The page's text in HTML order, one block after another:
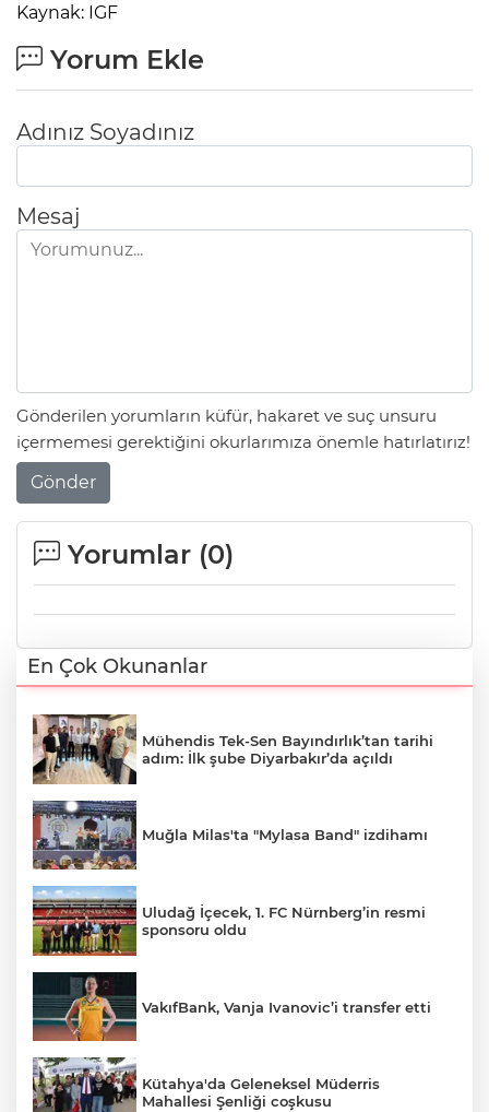
Kaynak: IGF
Yorum Ekle
Adınız Soyadınız
Mesaj
Gönderilen yorumların küfür, hakaret ve suç unsuru
içermemesi gerektiğini okurlarımıza önemle hatırlatırız!
Gönder
Yorumlar (0)
En Çok Okunanlar
Mühendis Tek-Sen Bayındırlık’tan tarihi
adım: İlk şube Diyarbakır’da açıldı
Muğla Milas'ta "Mylasa Band" izdihamı
Uludağ İçecek, 1. FC Nürnberg’in resmi
sponsoru oldu
VakıfBank, Vanja Ivanovic’i transfer etti
Kütahya'da Geleneksel Müderris
Mahallesi Şenliği coşkusu